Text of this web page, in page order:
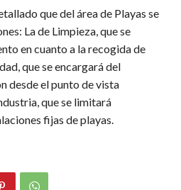
que del área de Playas se
La de Limpieza, que se
en cuanto a la recogida de
que se encargará del
desde el punto de vista
que se limitará
fijas de playas.